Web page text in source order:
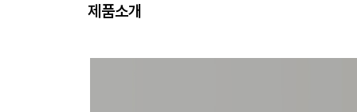
제품소개